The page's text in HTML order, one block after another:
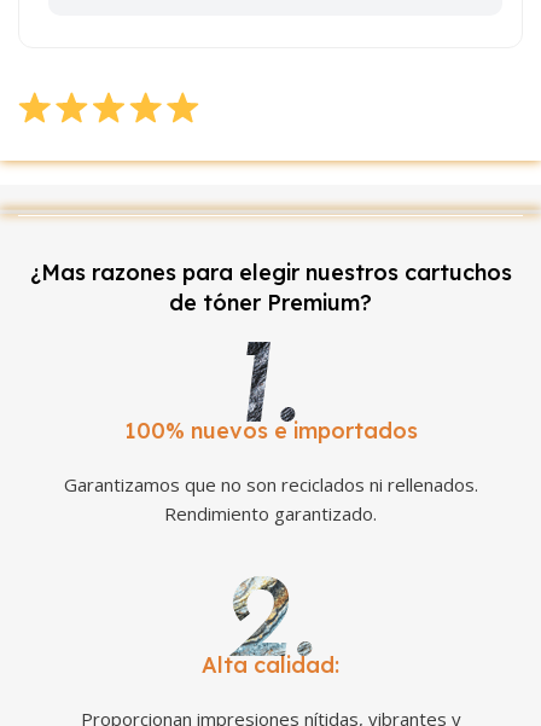
¿Mas razones para elegir nuestros cartuchos
de tóner Premium?
100% nuevos e importados
Garantizamos que no son reciclados ni rellenados.
Rendimiento garantizado.
Alta calidad:
Proporcionan impresiones nítidas, vibrantes y